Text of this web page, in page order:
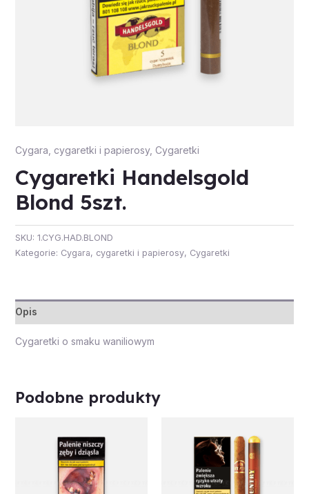
Cygara, cygaretki i papierosy, Cygaretki
Cygaretki Handelsgold
Blond 5szt.
SKU: 1.CYG.HAD.BLOND
Kategorie: Cygara, cygaretki i papierosy, Cygaretki
Opis
Cygaretki o smaku waniliowym
Podobne produkty